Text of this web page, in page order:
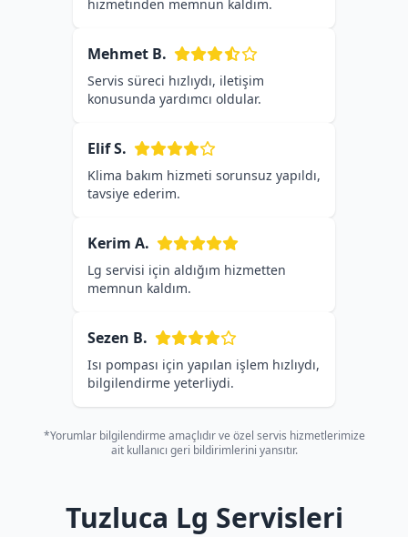
hizmetinden memnun kaldım.
Mehmet B.
Servis süreci hızlıydı, iletişim
konusunda yardımcı oldular.
Elif S.
Klima bakım hizmeti sorunsuz yapıldı,
tavsiye ederim.
Kerim A.
Lg servisi için aldığım hizmetten
memnun kaldım.
Sezen B.
Isı pompası için yapılan işlem hızlıydı,
bilgilendirme yeterliydi.
*Yorumlar bilgilendirme amaçlıdır ve özel servis hizmetlerimize
ait kullanıcı geri bildirimlerini yansıtır.
Tuzluca Lg Servisleri